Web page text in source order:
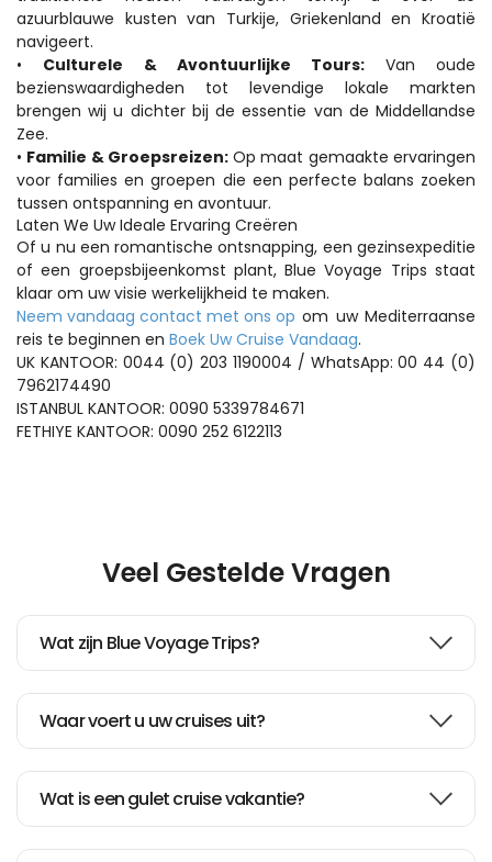
azuurblauwe kusten van Turkije, Griekenland en Kroatië
navigeert.
• Culturele & Avontuurlijke Tours: Van oude
bezienswaardigheden tot levendige lokale markten
brengen wij u dichter bij de essentie van de Middellandse
Zee.
• Familie & Groepsreizen: Op maat gemaakte ervaringen
voor families en groepen die een perfecte balans zoeken
tussen ontspanning en avontuur.
Laten We Uw Ideale Ervaring Creëren
Of u nu een romantische ontsnapping, een gezinsexpeditie
of een groepsbijeenkomst plant, Blue Voyage Trips staat
klaar om uw visie werkelijkheid te maken.
Neem vandaag contact met ons op om uw Mediterraanse
reis te beginnen en Boek Uw Cruise Vandaag.
UK KANTOOR: 0044 (0) 203 1190004 / WhatsApp: 00 44 (0)
7962174490
ISTANBUL KANTOOR: 0090 5339784671
FETHIYE KANTOOR: 0090 252 6122113
Veel Gestelde Vragen
Wat zijn Blue Voyage Trips?
Waar voert u uw cruises uit?
Wat is een gulet cruise vakantie?